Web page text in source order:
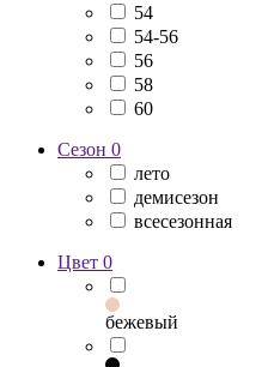
54
54-56
56
58
60
Сезон 0
лето
демисезон
всесезонная
Цвет 0
бежевый